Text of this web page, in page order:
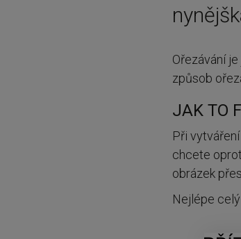
Ořezávání
způsob
JAK TO
Při
chcete
obrázek
Nejlépe